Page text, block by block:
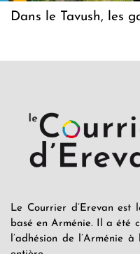
Dans le Tavush, les
Le Courrier d’Erevan est
basé en Arménie. Il a été
l’adhésion de l’Arménie